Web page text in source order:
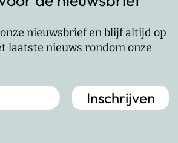
nieuwsbrief en blijf altijd op
laatste nieuws rondom onze